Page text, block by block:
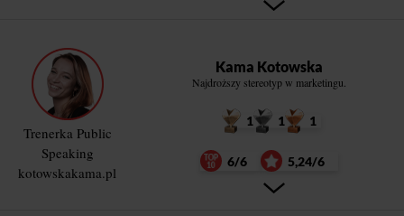
Trenerka Public
Speaking
kotowskakama.pl
Kama Kotowska
Najdroższy stereotyp w marketingu.
1 1 1
6/6 5,24/6